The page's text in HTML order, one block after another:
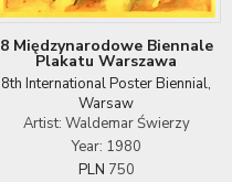
8 Międzynarodowe Biennale
Plakatu Warszawa
8th International Poster Biennial,
Warsaw
Artist: Waldemar Świerzy
Year: 1980
PLN 750